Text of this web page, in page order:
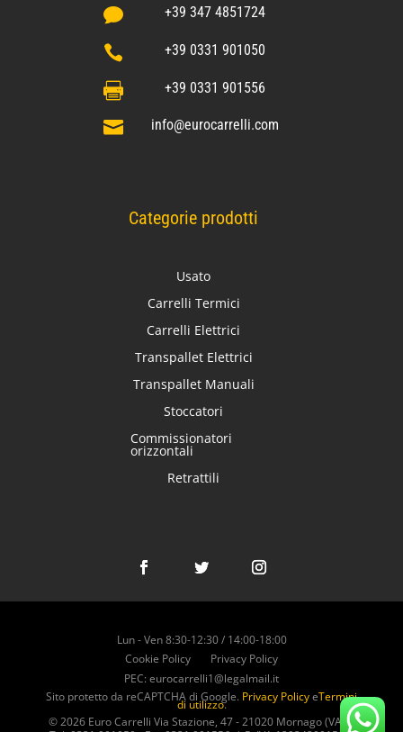
 +39 347 4851724
 +39 0331 901050
 +39 0331 901556
 info@eurocarrelli.com
Categorie prodotti
Usato
Carrelli Termici
Carrelli Elettrici
Transpallet Elettrici
Transpallet Manuali
Stoccatori
Commissionatori
orizzontali
Retrattili
Lun - Ven 8:30-12:30 / 14:00-18:00
Cookie Policy
Privacy Policy
PEC: eurocarrelli1@legalmail.it
Sito protetto da reCAPTCHA di Google. Privacy PolicyeTermini
di utilizzo.
© 2026 Euro Carrelli Via Stazione, 47 - 21020 Mornago (VA) |